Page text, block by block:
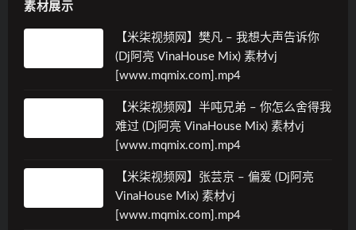
素材展示
【米柒视频网】樊凡 – 我想大声告诉你
(Dj阿亮 VinaHouse Mix) 素材vj
[www.mqmix.com].mp4
【米柒视频网】半吨兄弟 – 你怎么舍得我
难过 (Dj阿亮 VinaHouse Mix) 素材vj
[www.mqmix.com].mp4
【米柒视频网】张芸京 – 偏爱 (Dj阿亮
VinaHouse Mix) 素材vj
[www.mqmix.com].mp4